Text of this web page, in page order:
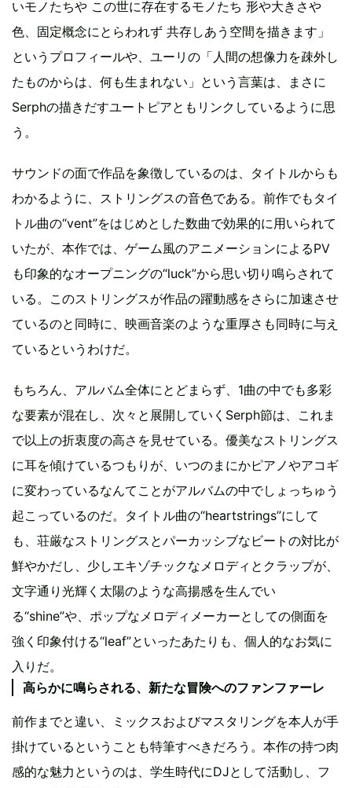
いモノたちや この世に存在するモノたち 形や大きさや
色、固定概念にとらわれず 共存しあう空間を描きます」
というプロフィールや、ユーリの「人間の想像力を疎外し
たものからは、何も生まれない」という言葉は、まさに
Serphの描きだすユートピアともリンクしているように思
う。
サウンドの面で作品を象徴しているのは、タイトルからも
わかるように、ストリングスの音色である。前作でもタイ
トル曲の“vent”をはじめとした数曲で効果的に用いられて
いたが、本作では、ゲーム風のアニメーションによるPV
も印象的なオープニングの“luck”から思い切り鳴らされて
いる。このストリングスが作品の躍動感をさらに加速させ
ているのと同時に、映画音楽のような重厚さも同時に与え
ているというわけだ。
もちろん、アルバム全体にとどまらず、1曲の中でも多彩
な要素が混在し、次々と展開していくSerph節は、これま
で以上の折衷度の高さを見せている。優美なストリングス
に耳を傾けているつもりが、いつのまにかピアノやアコギ
に変わっているなんてことがアルバムの中でしょっちゅう
起こっているのだ。タイトル曲の“heartstrings”にして
も、荘厳なストリングスとパーカッシブなビートの対比が
鮮やかだし、少しエキゾチックなメロディとクラップが、
文字通り光輝く太陽のような高揚感を生んでい
る“shine”や、ポップなメロディメーカーとしての側面を
強く印象付ける“leaf”といったあたりも、個人的なお気に
入りだ。
高らかに鳴らされる、新たな冒険へのファンファーレ
前作までと違い、ミックスおよびマスタリングを本人が手
掛けているということも特筆すべきだろう。本作の持つ肉
感的な魅力というのは、学生時代にDJとして活動し、フ